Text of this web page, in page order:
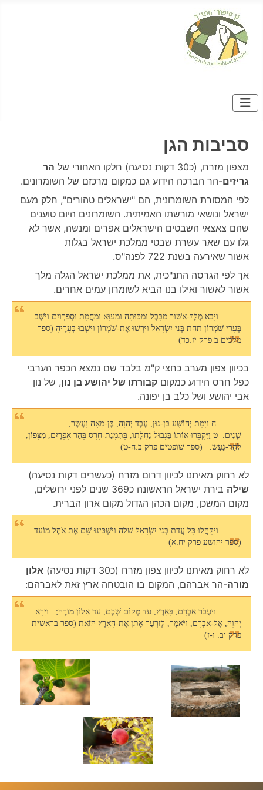
סביבות הגן
מצפון מזרח, (כ30 דקות נסיעה) חלקו האחורי של
הר
גריזים-הר הברכה הידוע גם כמקום מרכזם של השומרונים.
לפי המסורת השומרונית, הם "ישראלים טהורים", חלק מעם
ישראל ונושאי מורשתו האמיתית. השומרונים היום טוענים
שהם צאצאי השבטים הישראלים אפרים ומנשה, אשר לא
גלו עם שאר עשרת שבטי ממלכת ישראל בגלות
אשור שאירעה בשנת 722 לפנה"ס.
אך לפי הגרסה התנ"כית, את ממלכת ישראל הגלה מלך
אשור לאשור ואילו בנו הביא לשומרון עמים אחרים.
וַיָּבֵא מֶלֶךְ-אַשּׁוּר מִבָּבֶל וּמִכּוּתָה וּמֵעַוָּא וּמֵחֲמָת וּסְפַרְוַיִם וַיֹּשֶׁב
בְּעָרֵי שֹׁמְרוֹן תַּחַת בְּנֵי יִשְׂרָאֵל וַיִּרְשׁוּ אֶת-שֹׁמְרוֹן וַיֵּשְׁבוּ בְּעָרֶיהָ (ספר
מלכים ב פרק יז:כד)
בכיוון צפון מערב כחצי ק"מ בלבד שם נמצא הכפר הערבי
כפל חרס הידוע כמקום קבורתו של יהושע בן נון, של נון
אבי יהושע ושל כלב בן יפונה.
ח וַיָּמָת יְהוֹשֻׁעַ בִּן-נוּן, עֶבֶד יְהוָה, בֶּן-מֵאָה וָעֶשֶׂר,
שָׁנִים. ט וַיִּקְבְּרוּ אוֹתוֹ בִּגְבוּל נַחֲלָתוֹ, בְּתִמְנַת-חֶרֶס בְּהַר אֶפְרָיִם, מִצְּפוֹן,
לְהַר-גָּעַשׁ. (ספר שופטים פרק ב:ח-ט)
לא רחוק מאיתנו לכיוון דרום מזרח (כעשרים דקות נסיעה)
שילה
בירת ישראל הראשונה כ369 שנים לפני ירושלים,
מקום המשכן, מקום הכהן הגדול מקום ארון הברית.
וַיִּקָּהֲלוּ כָּל עֲדַת בְּנֵי יִשְׂרָאֵל שִׁלֹה וַיַּשְׁכִּינוּ שָׁם אֶת אֹהֶל מוֹעֵד...
(ספר יהושע פרק יח:א)
לא רחוק מאיתנו לכיוון צפון מזרח (כ30 דקות נסיעה)
אלון
מורה-הר אברהם, המקום בו הובטחה ארץ זאת לאברהם:
וַיַּעֲבֹר אַבְרָם, בָּאָרֶץ, עַד מְקוֹם שְׁכֶם, עַד אֵלוֹן מוֹרֶה;.. וַיֵּרָא
יְהוָה, אֶל-אַבְרָם, וַיֹּאמֶר, לְזַרְעֲךָ אֶתֵּן אֶת-הָאָרֶץ הַזֹּאת (ספר בראשית
פרק יב: ו-ז)